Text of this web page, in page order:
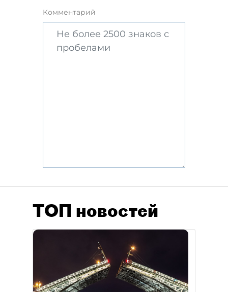
Комментарий
ТОП новостей